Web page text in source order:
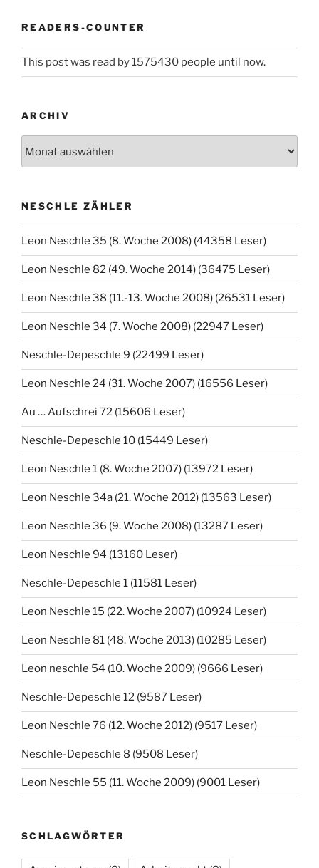
READERS-COUNTER
This post was read by 1575430 people until now.
ARCHIV
NESCHLE ZÄHLER
Leon Neschle 35 (8. Woche 2008) (44358 Leser)
Leon Neschle 82 (49. Woche 2014) (36475 Leser)
Leon Neschle 38 (11.-13. Woche 2008) (26531 Leser)
Leon Neschle 34 (7. Woche 2008) (22947 Leser)
Neschle-Depeschle 9 (22499 Leser)
Leon Neschle 24 (31. Woche 2007) (16556 Leser)
Au … Aufschrei 72 (15606 Leser)
Neschle-Depeschle 10 (15449 Leser)
Leon Neschle 1 (8. Woche 2007) (13972 Leser)
Leon Neschle 34a (21. Woche 2012) (13563 Leser)
Leon Neschle 36 (9. Woche 2008) (13287 Leser)
Leon Neschle 94 (13160 Leser)
Neschle-Depeschle 1 (11581 Leser)
Leon Neschle 15 (22. Woche 2007) (10924 Leser)
Leon Neschle 81 (48. Woche 2013) (10285 Leser)
Leon neschle 54 (10. Woche 2009) (9666 Leser)
Neschle-Depeschle 12 (9587 Leser)
Leon Neschle 76 (12. Woche 2012) (9517 Leser)
Neschle-Depeschle 8 (9508 Leser)
Leon Neschle 55 (11. Woche 2009) (9001 Leser)
SCHLAGWÖRTER